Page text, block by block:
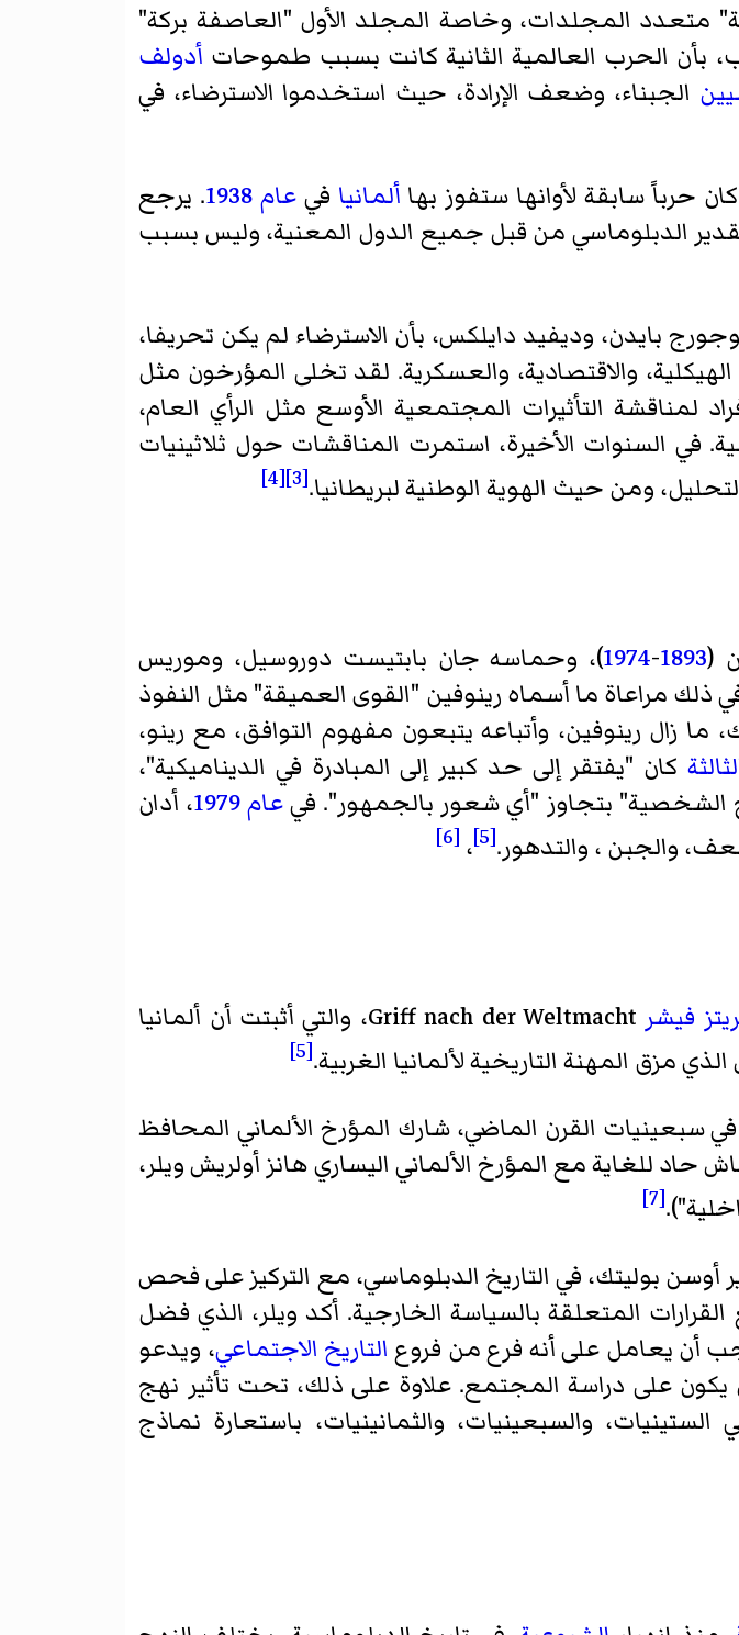
متعدد المجلدات، وخاصة المجلد الأول "العاصفة بركة"
بأن الحرب العالمية الثانية كانت بسبب طموحات أدولف
الجبناء، وضعف الإرادة، حيث استخدموا الاسترضاء، في
حرباً سابقة لأوانها ستفوز بها ألمانيا فيعام 1938. يرجع
الدبلوماسي من قبل جميع الدول المعنية، وليس بسبب
بايدن، وديفيد دايلكس، بأن الاسترضاء لم يكن تحريفا،
والاقتصادية، والعسكرية. لقد تخلى المؤرخون مثل
لمناقشة التأثيرات المجتمعية الأوسع مثل الرأي العام،
في السنوات الأخيرة، استمرت المناقشات حول ثلاثينيات
ومن حيث الهوية الوطنية لبريطانيا.[3]
[4]
(
1893
-
1974)، وحماسه جان بابتيست دوروسيل، وموريس
ذلك مراعاة ما أسماه رينوفين "القوى العميقة" مثل النفوذ
زال رينوفين، وأتباعه يتبعون مفهوم التوافق، مع رينو،
كان "يفتقر إلى حد كبير إلى المبادرة في الديناميكية"،
الشخصية" بتجاوز "أي شعور بالجمهور". فيعام1979، أدان
والجبن ، والتدهور.[5] ، [6]
فيشر
Griff nach der Weltmacht، والتي أثبتت أن ألمانيا
مزق المهنة التاريخية لألمانيا الغربية.[5]
سبعينيات القرن الماضي، شارك المؤرخ الألماني المحافظ
حاد للغاية مع المؤرخ الألماني اليساري هانز أولريش ويلر،
[7]
أوسن بوليتك، في التاريخ الدبلوماسي، مع التركيز على فحص
المتعلقة بالسياسة الخارجية. أكد ويلر، الذي فضل
أن يعامل على أنه فرع من فروع التاريخ الاجتماعي، ويدعو
يكون على دراسة المجتمع. علاوة على ذلك، تحت تأثير نهج
والسبعينيات، والثمانينيات، باستعارة نماذج